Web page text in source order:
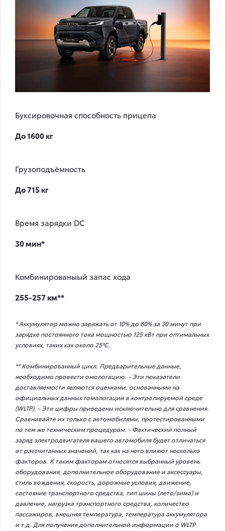
Буксировочная способность прицепа
До 1600 кг
Грузоподъёмность
До 715 кг
Время зарядки DC
30 мин*
Комбинированыый запас хода
255-257 км**
* Аккумулятор можно заряжать от 10% до 80% за 30 минут при
зарядке постоянного тока мощностью 125 кВт при оптимальных
условиях, таких как около 25°C.
** Комбинированный цикл. Предварительные данные,
необходимо провести омологацию. - Эти показатели
доставляемости являются оценками, основанными на
официальных данных гомологации в контролируемой среде
(WLTP). - Эти цифры приведены исключительно для сравнения.
Сравнивайте их только с автомобилями, протестированными
по тем же техническим процедурам. - Фактический полный
заряд электродвигателя вашего автомобиля будет отличаться
от рассчитанных значений, так как на него влияют несколько
факторов. К таким факторам относятся выбранный уровень
оборудования, дополнительное оборудование и аксессуары,
стиль вождения, скорость, дорожные условия, движение,
состояние транспортного средства, тип шины (лето/зима) и
давление, нагрузка транспортного средства, количество
пассажиров, внешняя температура, температура аккумулятора
и т.д. Для получения дополнительной информации о WLTP